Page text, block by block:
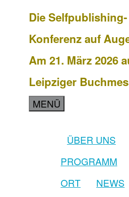
Die
Konferenz auf
Am 21. März 2026
Leipziger
MENÜ
ÜBER UNS
PROGRAMM
ORT
NEWS